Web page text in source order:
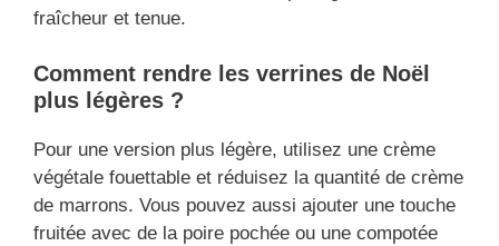
fraîcheur et tenue.
Comment rendre les verrines de Noël
plus légères ?
Pour une version plus légère, utilisez une crème
végétale fouettable et réduisez la quantité de crème
de marrons. Vous pouvez aussi ajouter une touche
fruitée avec de la poire pochée ou une compotée